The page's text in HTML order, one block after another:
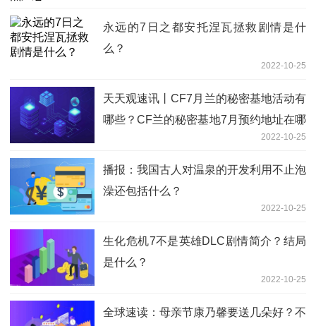
永远的7日之都安托涅瓦拯救剧情是什
么？
2022-10-25
天天观速讯丨CF7月兰的秘密基地活动有
哪些？CF兰的秘密基地7月预约地址在哪
2022-10-25
播报：我国古人对温泉的开发利用不止泡
澡还包括什么？
2022-10-25
生化危机7不是英雄DLC剧情简介？结局
是什么？
2022-10-25
全球速读：母亲节康乃馨要送几朵好？不